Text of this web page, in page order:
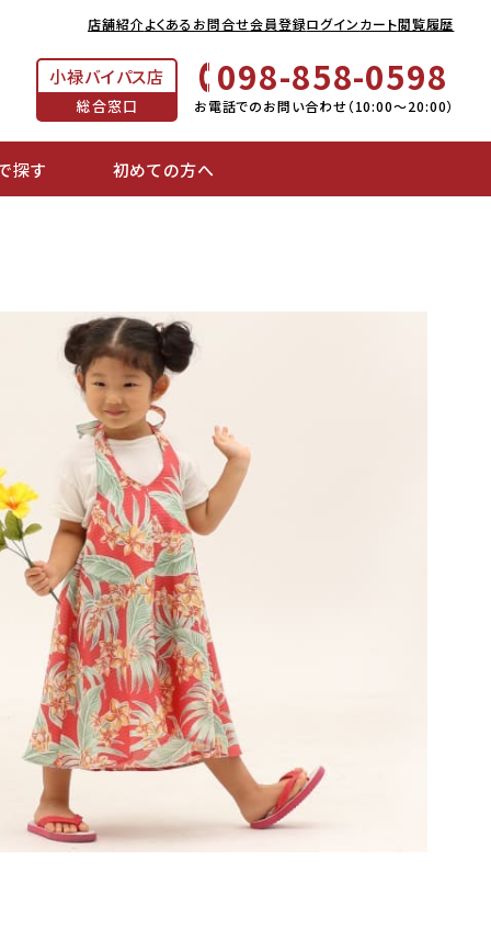
店舗紹介よくあるお問合せ会員登録ログインカート閲覧履歴
小禄バイパス店
総合窓口
098-858-0598
お電話でのお問い合わせ（10:00～20:00）
探す 初めての方へ